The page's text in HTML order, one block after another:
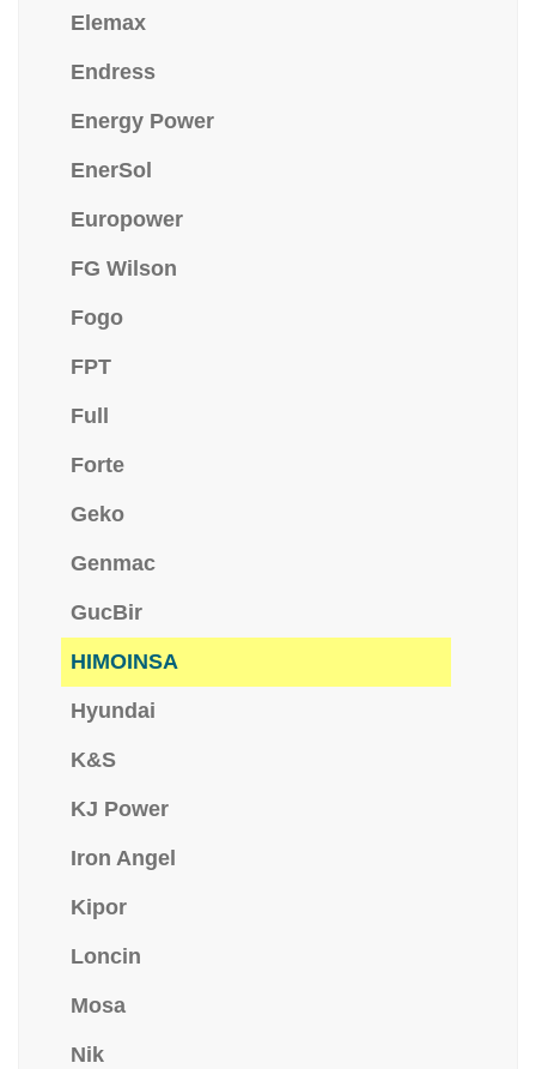
Elemax
Endress
Energy Power
EnerSol
Europower
FG Wilson
Fogo
FPT
Full
Forte
Geko
Genmac
GucBir
HIMOINSA
Hyundai
K&S
KJ Power
Iron Angel
Kipor
Loncin
Mosa
Nik